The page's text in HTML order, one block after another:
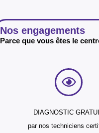
Nos engagements
Parce que vous êtes le
DIAGNOSTIC
par nos techniciens